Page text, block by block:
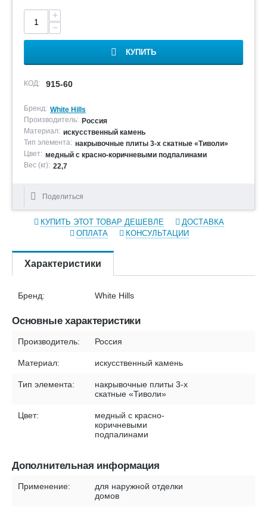
+
−
КУПИТЬ
КОД: 915-60
Бренд: White Hills
Производитель: Россия
Материал: искусственный камень
Тип элемента: накрывочные плиты 3-х скатные «Тиволи»
Цвет: медный с красно-коричневыми подпалинами
Вес (кг): 22,7
Поделиться
КУПИТЬ ЭТОТ ТОВАР ДЕШЕВЛЕ
ДОСТАВКА
ОПЛАТА
КОНСУЛЬТАЦИИ
Характеристики
Бренд: White Hills
Основные характеристики
Производитель: Россия
Материал: искусственный камень
Тип элемента:
накрывочные плиты 3-х
скатные «Тиволи»
Цвет:
медный с красно-
коричневыми
подпалинами
Дополнительная информация
Применение:
для наружной отделки
домов